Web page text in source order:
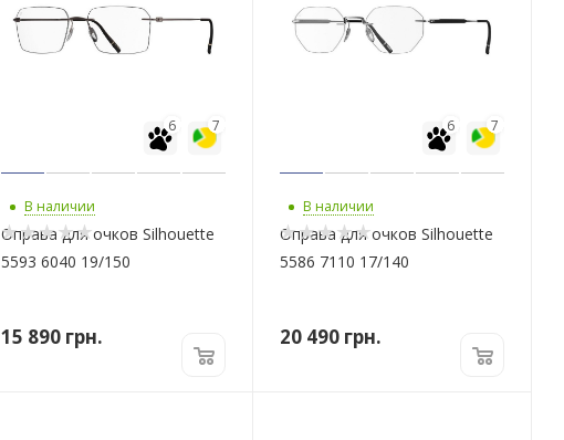
7
6
В наличии
Оправа для очков Silhouette
5593 6040 19/150
15 890 грн.
7
6
В наличии
Оправа для очков Silhouette
5586 7110 17/140
20 490 грн.